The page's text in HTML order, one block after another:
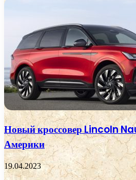
Новый кроссовер Lincoln
Америки
19.04.2023